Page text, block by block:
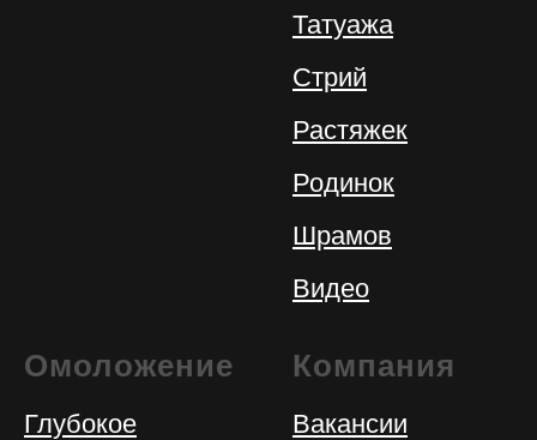
Татуажа
Стрий
Растяжек
Родинок
Шрамов
Видео
Омоложение
Глубокое
Компания
Вакансии